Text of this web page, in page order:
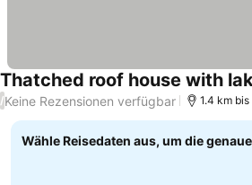
Thatched roof house with
/Keine Rezensionen verfügbar 1.4 km
Wähle Reisedaten aus, um die